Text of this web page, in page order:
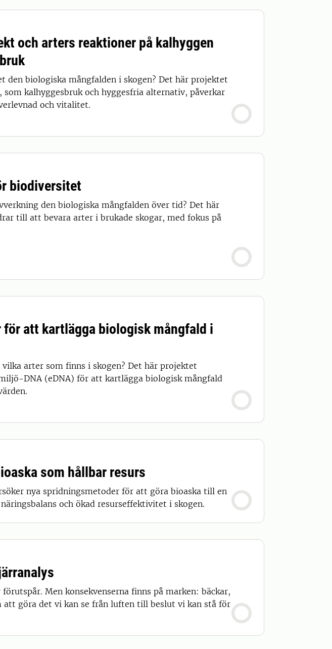
och arters reaktioner på kalhyggen
biologiska mångfalden i skogen? Det här projektet
kalhyggesbruk och hyggesfria alternativ, påverkar
och vitalitet.
biodiversitet
den biologiska mångfalden över tid? Det här
till att bevara arter i brukade skogar, med fokus på
för att kartlägga biologisk mångfald i
arter som finns i skogen? Det här projektet
DNA (eDNA) för att kartlägga biologisk mångfald
som hållbar resurs
nya spridningsmetoder för att göra bioaska till en
och ökad resurseffektivitet i skogen.
Men konsekvenserna finns på marken: bäckar,
göra det vi kan se från luften till beslut vi kan stå för